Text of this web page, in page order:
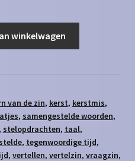
winkelwagen
van de zin, kerst, kerstmis,
, samengestelde woorden,
stelopdrachten, taal,
, tegenwoordige tijd,
, vertellen, vertelzin, vraagzin,